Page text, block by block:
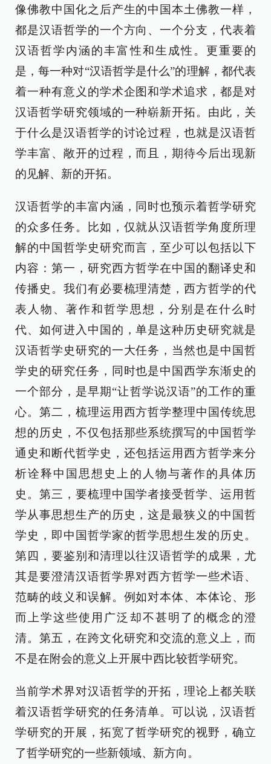
像佛教中国化之后产生的中国本土佛教一样，
都是汉语哲学的一个方向、一个分支，代表着
汉语哲学内涵的丰富性和生成性。更重要的
是，每一种对“汉语哲学是什么”的理解，都代表
着一种有意义的学术企图和学术追求，都是对
汉语哲学研究领域的一种崭新开拓。由此，关
于什么是汉语哲学的讨论过程，也就是汉语哲
学丰富、敞开的过程，而且，期待今后出现新
的见解、新的开拓。
汉语哲学的丰富内涵，同时也预示着哲学研究
的众多任务。比如，仅就从汉语哲学角度所理
解的中国哲学史研究而言，至少可以包括以下
内容：第一，研究西方哲学在中国的翻译史和
传播史。我们有必要梳理清楚，西方哲学的代
表人物、著作和哲学思想，分别是在什么时
代、如何进入中国的，单是这种历史研究就是
汉语哲学史研究的一大任务，当然也是中国哲
学史的研究任务，同时也是中国西学东渐史的
一个部分，是早期“让哲学说汉语”的工作的重
心。第二，梳理运用西方哲学整理中国传统思
想的历史，不仅包括那些系统撰写的中国哲学
通史和断代哲学史，还包括运用西方哲学来分
析诠释中国思想史上的人物与著作的具体历
史。第三，要梳理中国学者接受哲学、运用哲
学从事思想生产的历史，这是最狭义的中国哲
学史，即中国哲学家的哲学思想生发的历史。
第四，要鉴别和清理以往汉语哲学的成果，尤
其是要澄清汉语哲学界对西方哲学一些术语、
范畴的歧义和误解。例如对本体、本体论、形
而上学这些使用广泛却不甚明了的概念的澄
清。第五，在跨文化研究和交流的意义上，而
不是在附会的意义上开展中西比较哲学研究。
当前学术界对汉语哲学的开拓，理论上都关联
着汉语哲学研究的任务清单。可以说，汉语哲
学研究的开展，拓宽了哲学研究的视野，确立
了哲学研究的一些新领域、新方向。